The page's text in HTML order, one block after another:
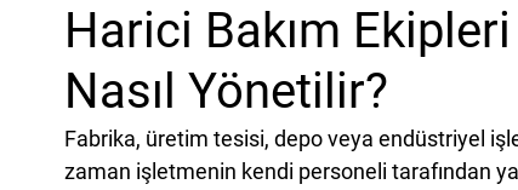
Harici Bakım
Nasıl Yönetilir?
Fabrika, üretim tesisi, depo veya endüstriyel
zaman işletmenin kendi personeli tarafından